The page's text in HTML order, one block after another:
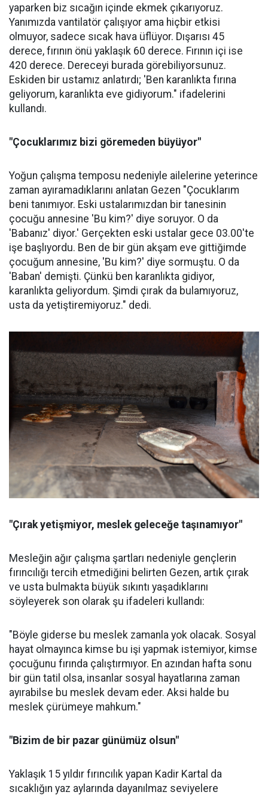
yaparken biz sıcağın içinde ekmek çıkarıyoruz.
Yanımızda vantilatör çalışıyor ama hiçbir etkisi
olmuyor, sadece sıcak hava üflüyor. Dışarısı 45
derece, fırının önü yaklaşık 60 derece. Fırının içi ise
420 derece. Dereceyi burada görebiliyorsunuz.
Eskiden bir ustamız anlatırdı; 'Ben karanlıkta fırına
geliyorum, karanlıkta eve gidiyorum." ifadelerini
kullandı.
"Çocuklarımız bizi göremeden büyüyor"
Yoğun çalışma temposu nedeniyle ailelerine yeterince
zaman ayıramadıklarını anlatan Gezen "Çocuklarım
beni tanımıyor. Eski ustalarımızdan bir tanesinin
çocuğu annesine 'Bu kim?' diye soruyor. O da
'Babanız' diyor.' Gerçekten eski ustalar gece 03.00'te
işe başlıyordu. Ben de bir gün akşam eve gittiğimde
çocuğum annesine, 'Bu kim?' diye sormuştu. O da
'Baban' demişti. Çünkü ben karanlıkta gidiyor,
karanlıkta geliyordum. Şimdi çırak da bulamıyoruz,
usta da yetiştiremiyoruz." dedi.
"Çırak yetişmiyor, meslek geleceğe taşınamıyor"
Mesleğin ağır çalışma şartları nedeniyle gençlerin
fırıncılığı tercih etmediğini belirten Gezen, artık çırak
ve usta bulmakta büyük sıkıntı yaşadıklarını
söyleyerek son olarak şu ifadeleri kullandı:
"Böyle giderse bu meslek zamanla yok olacak. Sosyal
hayat olmayınca kimse bu işi yapmak istemiyor, kimse
çocuğunu fırında çalıştırmıyor. En azından hafta sonu
bir gün tatil olsa, insanlar sosyal hayatlarına zaman
ayırabilse bu meslek devam eder. Aksi halde bu
meslek çürümeye mahkum."
"Bizim de bir pazar günümüz olsun"
Yaklaşık 15 yıldır fırıncılık yapan Kadir Kartal da
sıcaklığın yaz aylarında dayanılmaz seviyelere